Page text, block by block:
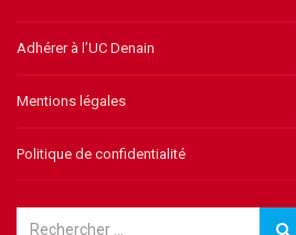
Adhérer à l’UC Denain
Mentions légales
Politique de confidentialité